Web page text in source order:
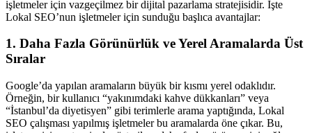
işletmeler için vazgeçilmez bir dijital pazarlama stratejisidir. İşte
Lokal SEO’nun işletmeler için sunduğu başlıca avantajlar:
1. Daha Fazla Görünürlük ve Yerel Aramalarda Üst
Sıralar
Google’da yapılan aramaların büyük bir kısmı yerel odaklıdır.
Örneğin, bir kullanıcı “yakınımdaki kahve dükkanları” veya
“İstanbul’da diyetisyen” gibi terimlerle arama yaptığında, Lokal
SEO çalışması yapılmış işletmeler bu aramalarda öne çıkar. Bu,